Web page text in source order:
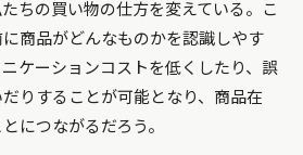
ちの買い物の仕方を変えている。こ
商品がどんなものかを認識しやす
ケーションコストを低くしたり、誤
りすることが可能となり、商品在
につながるだろう。